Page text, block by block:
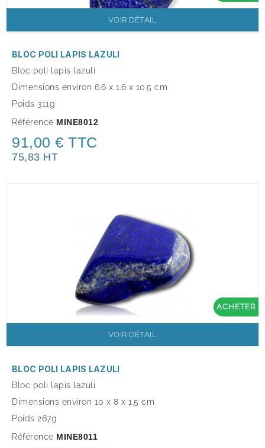
VOIR DÉTAIL
BLOC POLI LAPIS LAZULI
Bloc poli lapis lazuli
Dimensions environ 6.6 x 1.6 x 10.5 cm
Poids 311g
Référence MINE8012
91,00 € TTC
75,83 HT
ACHETER
VOIR DÉTAIL
BLOC POLI LAPIS LAZULI
Bloc poli lapis lazuli
Dimensions environ 10 x 8 x 1.5 cm
Poids 267g
Référence MINE8011